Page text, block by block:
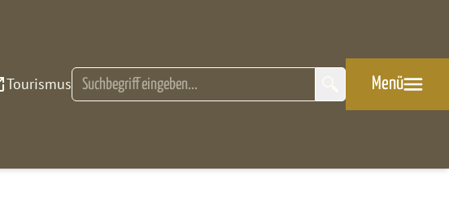
TourismusSeitensuche Menü